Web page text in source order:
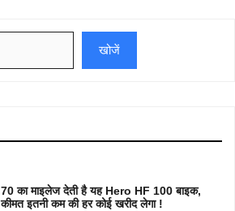
खोजें
70 का माइलेज देती है यह Hero HF 100 बाइक,
कीमत इतनी कम की हर कोई खरीद लेगा !